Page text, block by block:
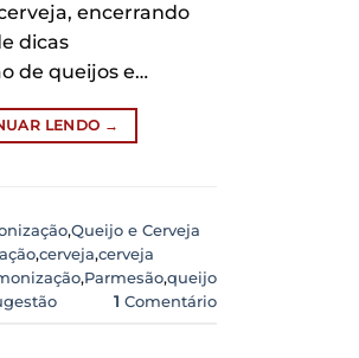
encerrando
dicas
de queijos e…
LENDO →
,Queijo e Cerveja
,cerveja,cerveja
,Parmesão,queijo
1 Comentário